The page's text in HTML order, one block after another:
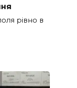
рівно в